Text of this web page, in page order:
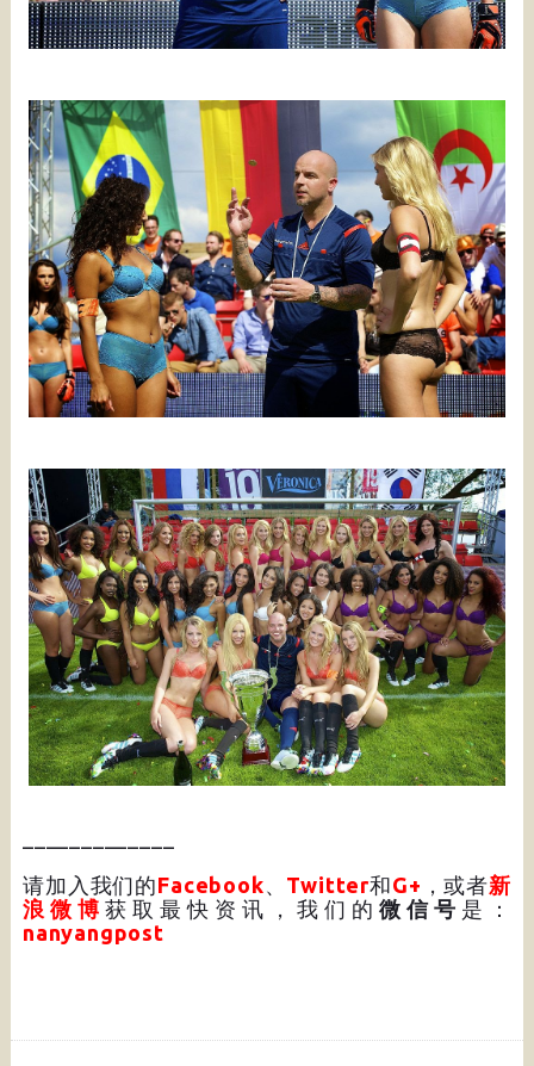
请加入我们的Facebook、 Twitter和G+ ，或者新
浪微博 获取最快资讯，我们的微信号 是：
nanyangpost